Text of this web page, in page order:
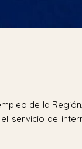
de la
servicio de